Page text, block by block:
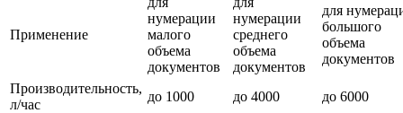
Применение
нумерации
малого
объема
документов
нумерации
среднего
объема
документов
для
большого
объема
документов
Производительность,
л/час
до 1000 до 4000
до 6000